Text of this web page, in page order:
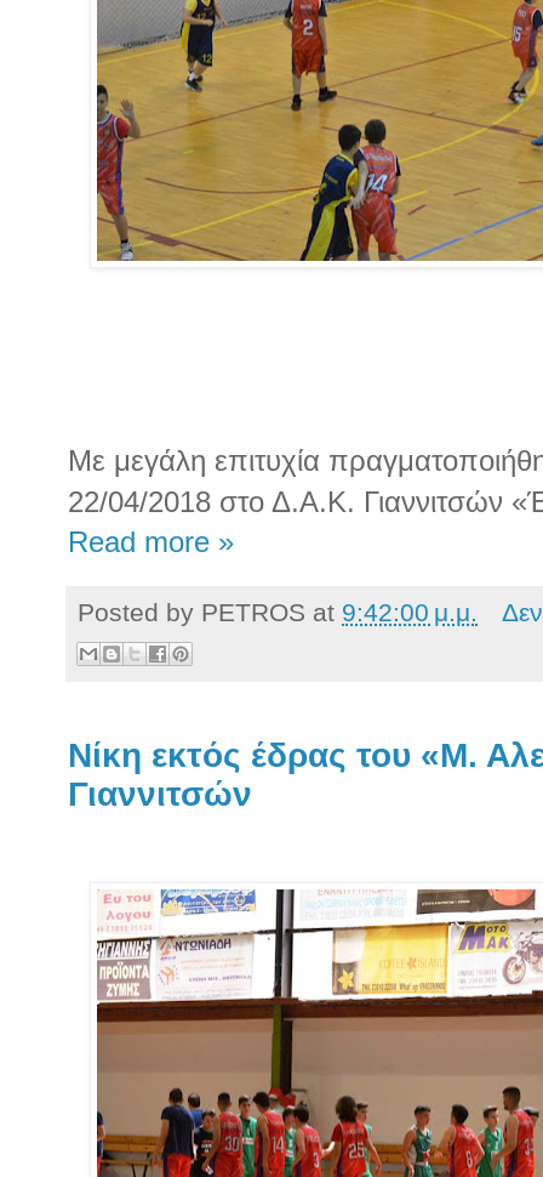
Με μεγάλη επιτυχία
22/04/2018 στο Δ.Α.Κ. Γιαννιτσών
Read more »
Posted by PETROS at 9:42:00 μ.μ.
Νίκη εκτός έδρας του «Μ.
Γιαννιτσών